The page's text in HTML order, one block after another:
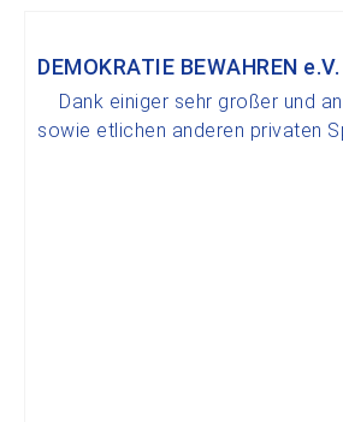
DEMOKRATIE BEWAHREN e.V.
Dank einiger sehr großer und
sowie etlichen anderen privaten